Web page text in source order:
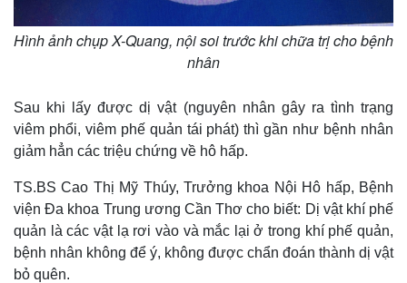
Hình ảnh chụp X-Quang, nội soi trước khi chữa trị cho bệnh
nhân
Sau khi lấy được dị vật (nguyên nhân gây ra tình trạng
viêm phổi, viêm phế quản tái phát) thì gần như bệnh nhân
giảm hẳn các triệu chứng về hô hấp.
TS.BS Cao Thị Mỹ Thúy, Trưởng khoa Nội Hô hấp, Bệnh
viện Đa khoa Trung ương Cần Thơ cho biết: Dị vật khí phế
quản là các vật lạ rơi vào và mắc lại ở trong khí phế quản,
bệnh nhân không để ý, không được chẩn đoán thành dị vật
bỏ quên.